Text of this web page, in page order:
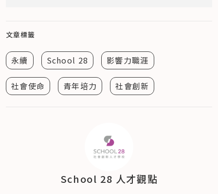
文章標籤
永續 School 28 影響力職涯
社會使命 青年培力 社會創新
School 28 人才觀點